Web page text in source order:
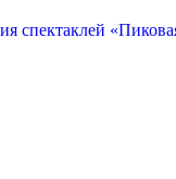
спектаклей